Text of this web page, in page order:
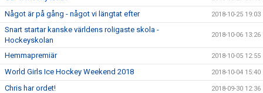
Något är på gång - något vi längtat efter 2018-10-25 19:03
Snart startar kanske världens roligaste skola -
Hockeyskolan
2018-10-06 13:26
Hemmapremiär 2018-10-05 12:55
World Girls Ice Hockey Weekend 2018 2018-10-04 15:40
Chris har ordet! 2018-09-30 12:36